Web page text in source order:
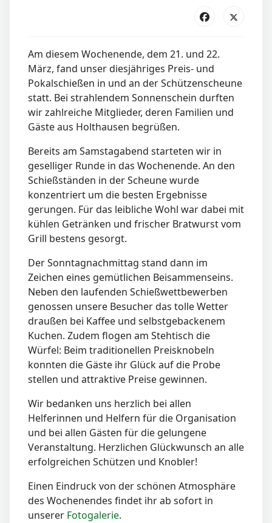
Am diesem Wochenende, dem 21. und 22.
März, fand unser diesjähriges Preis- und
Pokalschießen in und an der Schützenscheune
statt. Bei strahlendem Sonnenschein durften
wir zahlreiche Mitglieder, deren Familien und
Gäste aus Holthausen begrüßen.
Bereits am Samstagabend starteten wir in
geselliger Runde in das Wochenende. An den
Schießständen in der Scheune wurde
konzentriert um die besten Ergebnisse
gerungen. Für das leibliche Wohl war dabei mit
kühlen Getränken und frischer Bratwurst vom
Grill bestens gesorgt.
Der Sonntagnachmittag stand dann im
Zeichen eines gemütlichen Beisammenseins.
Neben den laufenden Schießwettbewerben
genossen unsere Besucher das tolle Wetter
draußen bei Kaffee und selbstgebackenem
Kuchen. Zudem flogen am Stehtisch die
Würfel: Beim traditionellen Preisknobeln
konnten die Gäste ihr Glück auf die Probe
stellen und attraktive Preise gewinnen.
Wir bedanken uns herzlich bei allen
Helferinnen und Helfern für die Organisation
und bei allen Gästen für die gelungene
Veranstaltung. Herzlichen Glückwunsch an alle
erfolgreichen Schützen und Knobler!
Einen Eindruck von der schönen Atmosphäre
des Wochenendes findet ihr ab sofort in
unserer Fotogalerie.